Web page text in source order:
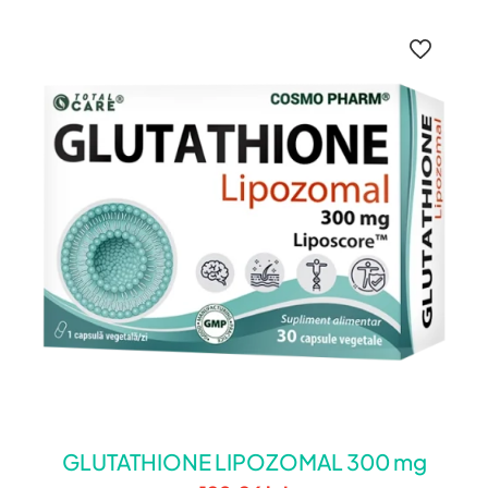
GLUTATHIONE LIPOZOMAL 300 mg